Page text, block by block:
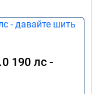
190 лс -